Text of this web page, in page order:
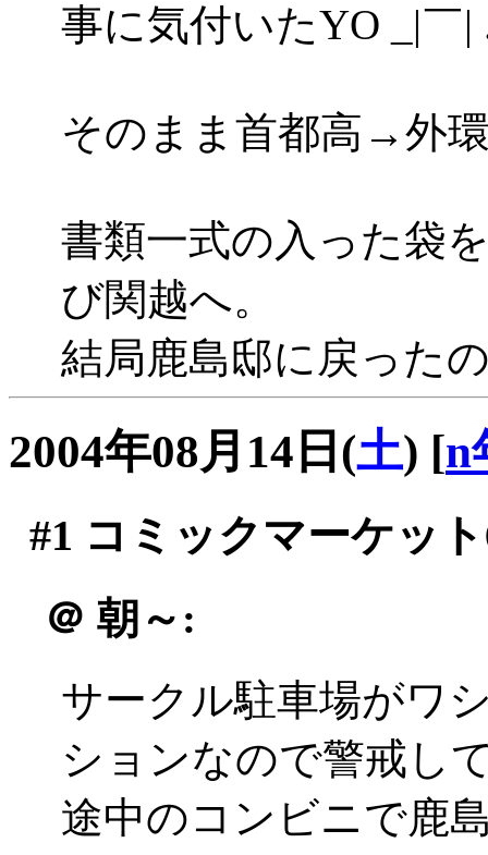
事に気付いたYO _|￣|
そのまま首都高→外
書類一式の入った袋
び関越へ。
結局鹿島邸に戻った
2004年08月14日(土) [n
#1 コミックマーケッ
＠ 朝～:
サークル駐車場がワ
ションなので警戒し
途中のコンビニで鹿